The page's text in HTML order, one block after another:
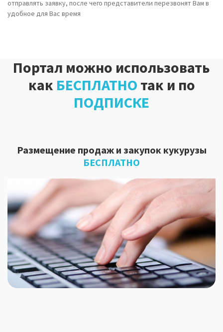
отправлять заявку, после чего представители перезвонят Вам в
удобное для Вас время
Портал можно использовать
как БЕСПЛАТНО так и по
ПОДПИСКЕ
Размещение продаж и закупок кукурузы
БЕСПЛАТНО